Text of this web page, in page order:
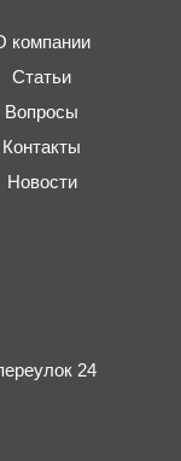
компании
Статьи
Вопросы
Контакты
Новости
24